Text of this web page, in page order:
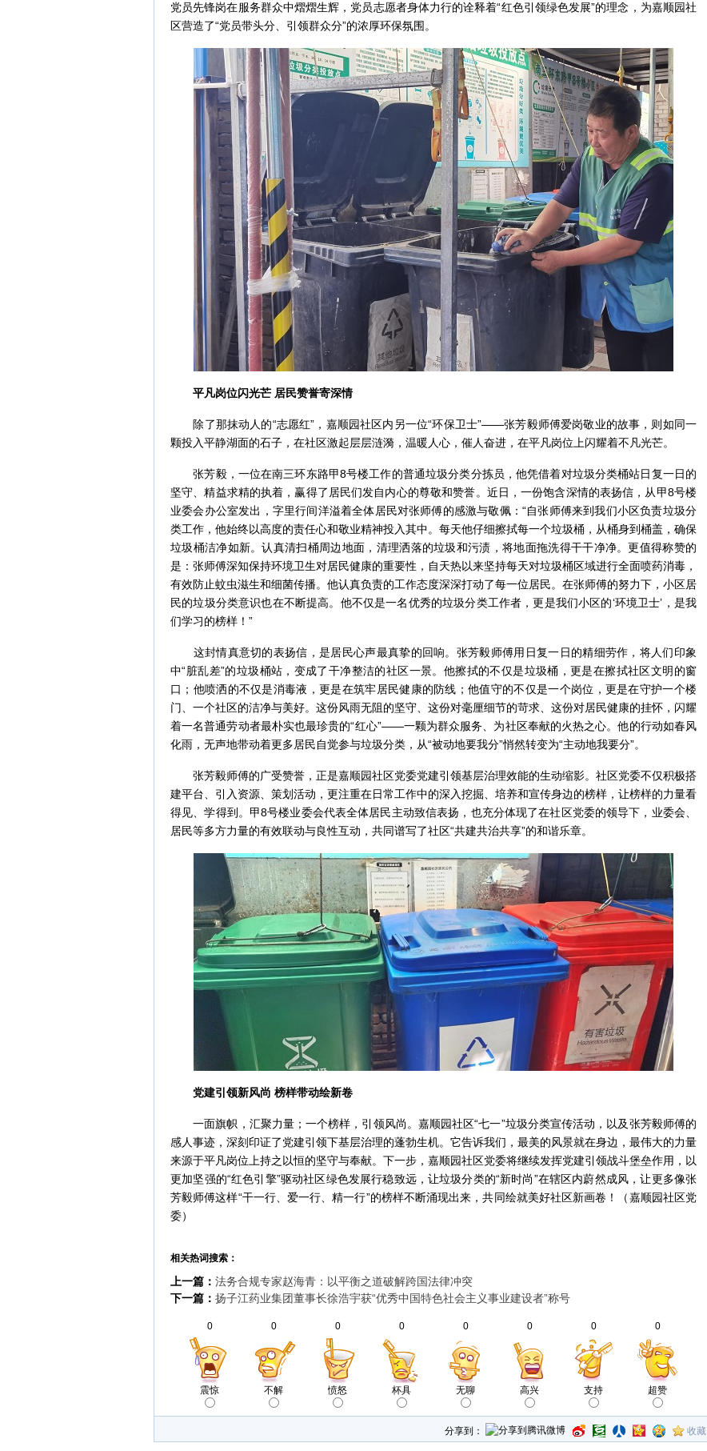
党员先锋岗在服务群众中熠熠生辉，党员志愿者身体力行的诠释着“红色引领绿色发展”的理念，为嘉顺园社
区营造了“党员带头分、引领群众分”的浓厚环保氛围。
平凡岗位闪光芒 居民赞誉寄深情
除了那抹动人的“志愿红”，嘉顺园社区内另一位“环保卫士”——张芳毅师傅爱岗敬业的故事，则如同一
颗投入平静湖面的石子，在社区激起层层涟漪，温暖人心，催人奋进，在平凡岗位上闪耀着不凡光芒。
张芳毅，一位在南三环东路甲8号楼工作的普通垃圾分类分拣员，他凭借着对垃圾分类桶站日复一日的
坚守、精益求精的执着，赢得了居民们发自内心的尊敬和赞誉。近日，一份饱含深情的表扬信，从甲8号楼
业委会办公室发出，字里行间洋溢着全体居民对张师傅的感激与敬佩：“自张师傅来到我们小区负责垃圾分
类工作，他始终以高度的责任心和敬业精神投入其中。每天他仔细擦拭每一个垃圾桶，从桶身到桶盖，确保
垃圾桶洁净如新。认真清扫桶周边地面，清理洒落的垃圾和污渍，将地面拖洗得干干净净。更值得称赞的
是：张师傅深知保持环境卫生对居民健康的重要性，自天热以来坚持每天对垃圾桶区域进行全面喷药消毒，
有效防止蚊虫滋生和细菌传播。他认真负责的工作态度深深打动了每一位居民。在张师傅的努力下，小区居
民的垃圾分类意识也在不断提高。他不仅是一名优秀的垃圾分类工作者，更是我们小区的‘环境卫士’，是我
们学习的榜样！”
这封情真意切的表扬信，是居民心声最真挚的回响。张芳毅师傅用日复一日的精细劳作，将人们印象
中“脏乱差”的垃圾桶站，变成了干净整洁的社区一景。他擦拭的不仅是垃圾桶，更是在擦拭社区文明的窗
口；他喷洒的不仅是消毒液，更是在筑牢居民健康的防线；他值守的不仅是一个岗位，更是在守护一个楼
门、一个社区的洁净与美好。这份风雨无阻的坚守、这份对毫厘细节的苛求、这份对居民健康的挂怀，闪耀
着一名普通劳动者最朴实也最珍贵的“红心”——一颗为群众服务、为社区奉献的火热之心。他的行动如春风
化雨，无声地带动着更多居民自觉参与垃圾分类，从“被动地要我分”悄然转变为“主动地我要分”。
张芳毅师傅的广受赞誉，正是嘉顺园社区党委党建引领基层治理效能的生动缩影。社区党委不仅积极搭
建平台、引入资源、策划活动，更注重在日常工作中的深入挖掘、培养和宣传身边的榜样，让榜样的力量看
得见、学得到。甲8号楼业委会代表全体居民主动致信表扬，也充分体现了在社区党委的领导下，业委会、
居民等多方力量的有效联动与良性互动，共同谱写了社区“共建共治共享”的和谐乐章。
党建引领新风尚 榜样带动绘新卷
一面旗帜，汇聚力量；一个榜样，引领风尚。嘉顺园社区“七一”垃圾分类宣传活动，以及张芳毅师傅的
感人事迹，深刻印证了党建引领下基层治理的蓬勃生机。它告诉我们，最美的风景就在身边，最伟大的力量
来源于平凡岗位上持之以恒的坚守与奉献。下一步，嘉顺园社区党委将继续发挥党建引领战斗堡垒作用，以
更加坚强的“红色引擎”驱动社区绿色发展行稳致远，让垃圾分类的“新时尚”在辖区内蔚然成风，让更多像张
芳毅师傅这样“干一行、爱一行、精一行”的榜样不断涌现出来，共同绘就美好社区新画卷！（嘉顺园社区党
委）
相关热词搜索：
上一篇： 法务合规专家赵海青：以平衡之道破解跨国法律冲突
下一篇： 扬子江药业集团董事长徐浩宇获“优秀中国特色社会主义事业建设者”称号
0
震惊
0
不解
0
愤怒
0
杯具
0
无聊
0
高兴
0
支持
0
超赞
分享到： 收藏